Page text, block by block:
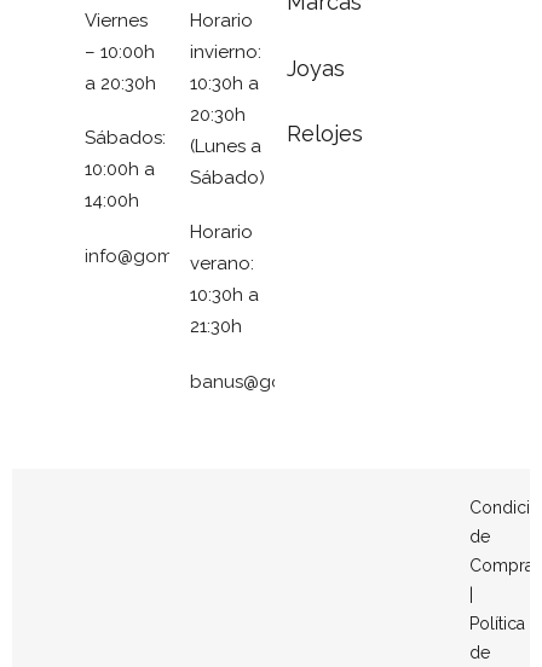
Viernes
– 10:00h
a 20:30h
Sábados:
10:00h a
14:00h
info@gomezymolina.com
Horario
invierno:
10:30h a
20:30h
(Lunes a
Sábado)
Horario
verano:
10:30h a
21:30h
banus@gomezymolina.com
Joyas
Relojes
de
Compra
Política
de